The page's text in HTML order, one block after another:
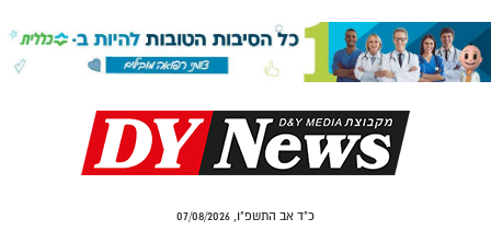
כ"ד אב התשפ"ו, 07/08/2026